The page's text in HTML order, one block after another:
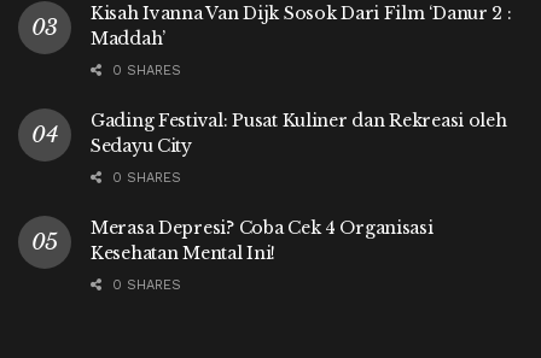
Kisah Ivanna Van Dijk Sosok Dari Film ‘Danur 2 :
Maddah’
0 SHARES
Gading Festival: Pusat Kuliner dan Rekreasi oleh
Sedayu City
0 SHARES
Merasa Depresi? Coba Cek 4 Organisasi
Kesehatan Mental Ini!
0 SHARES